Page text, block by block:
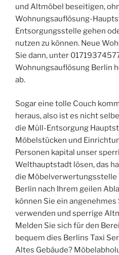
und Altmöbel beseitigen,
Wohnungsauflösung-
Entsorgungsstelle gehen
nutzen zu können. Neue
Sie dann, unter
Wohnungsauflösung Berlin
ab.
Sogar eine tolle Couch
heraus, also ist es nicht
die Müll-Entsorgung
Möbelstücken und
Personen kapital unser
Welthauptstadt lösen, das
die Möbelverwertungsstelle
Berlin nach Ihrem geilen
können Sie ein
verwenden und sperrige
Melden Sie sich für den
bequem dies Berlins Taxi
Altes Gebäude?